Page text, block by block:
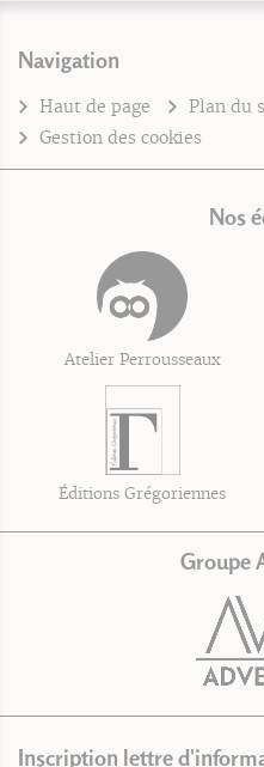
Navigation
Haut de page Plan du
Gestion des cookies
Nos
Atelier Perrousseaux
Éditions Grégoriennes
Groupe
Inscription lettre